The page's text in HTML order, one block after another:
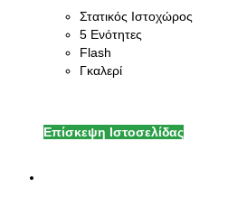
Στατικός Ιστοχώρος
5 Ενότητες
Flash
Γκαλερί
Επίσκεψη Ιστοσελίδας